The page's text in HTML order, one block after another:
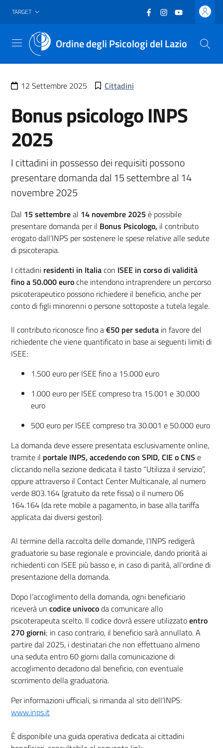
Vai al header
Vai al contenuto principale
Vai al footer
TARGET Facebook
(nuova scheda -
Instagram
(nuova scheda
YouTube
(nuova
Ordine degli Psicologi del Lazio
Menu
12 Settembre 2025 Cittadini
Bonus psicologo INPS
2025
I cittadini in possesso dei requisiti possono
presentare domanda dal 15 settembre al 14
novembre 2025
Dal 15 settembreal 14 novembre 2025 è possibile
presentare domanda per il Bonus Psicologo, il contributo
erogato dall’INPS per sostenere le spese relative alle sedute
di psicoterapia.
I cittadini residenti in Italiacon ISEE in corso di validità
fino a 50.000 euroche intendono intraprendere un percorso
psicoterapeutico possono richiedere il beneficio, anche per
conto di figli minorenni o persone sottoposte a tutela legale.
Il contributo riconosce fino a€50 per seduta in favore del
richiedente che viene quantificato in base ai seguenti limiti di
ISEE:
1.500 euro per ISEE fino a 15.000 euro
1.000 euro per ISEE compreso tra 15.001 e 30.000
euro
500 euro per ISEE compreso tra 30.001 e 50.000 euro
La domanda deve essere presentata esclusivamente online,
tramite il portale INPS, accedendo con SPID, CIE o CNS e
cliccando nella sezione dedicata il tasto “Utilizza il servizio”,
oppure attraverso il Contact Center Multicanale, al numero
verde 803.164 (gratuito da rete fissa) o il numero 06
164.164 (da rete mobile a pagamento, in base alla tariffa
applicata dai diversi gestori).
Al termine della raccolta delle domande, l’INPS redigerà
graduatorie su base regionale e provinciale, dando priorità ai
richiedenti con ISEE più basso e, in caso di parità, all’ordine di
presentazione della domanda.
Dopo l’accoglimento della domanda, ogni beneficiario
riceverà un codice univocoda comunicare allo
psicoterapeuta scelto. Il codice dovrà essere utilizzatoentro
270 giorni; in caso contrario, il beneficio sarà annullato. A
partire dal 2025, i destinatari che non effettuano almeno
una seduta entro 60 giorni dalla comunicazione di
accoglimento decadono dal beneficio, con eventuale
scorrimento della graduatoria.
Per informazioni ufficiali, si rimanda al sito dell’INPS:
www.inps.it
È disponibile una guida operativa dedicata ai cittadini